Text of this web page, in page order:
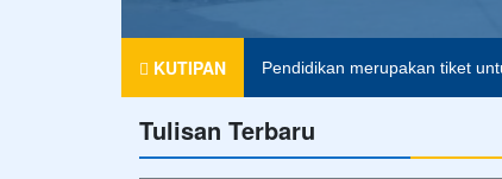
KUTIPAN Pendidikan merupakan tiket
Tulisan Terbaru